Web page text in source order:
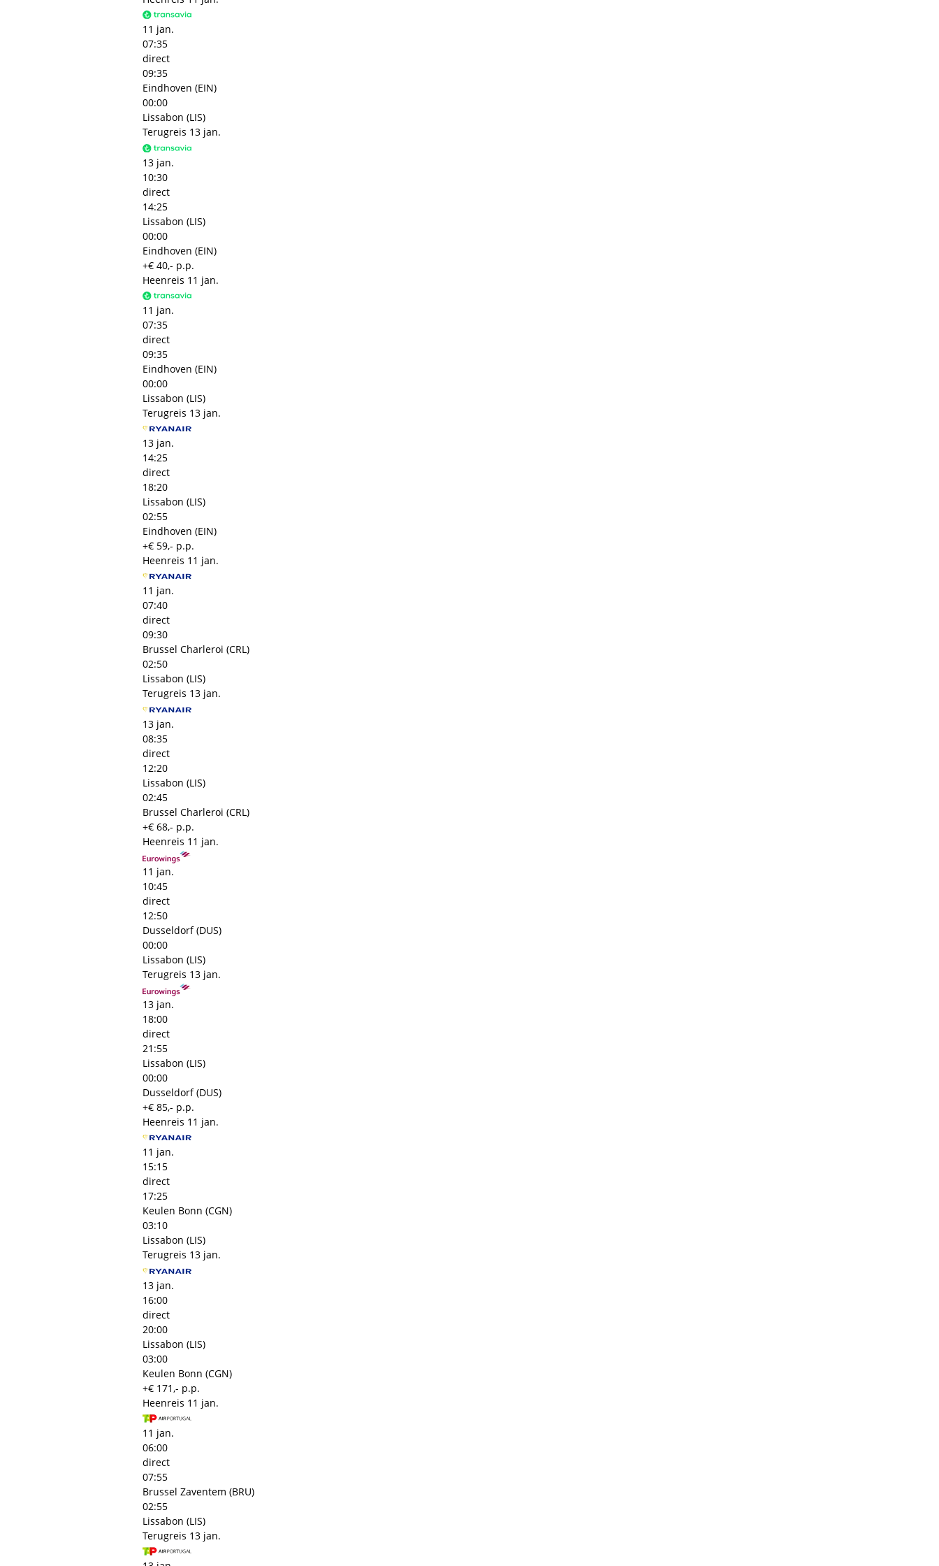
11 jan.
07:35
direct
09:35
Eindhoven (EIN)
00:00
Lissabon (LIS)
Terugreis 13 jan.
13 jan.
10:30
direct
14:25
Lissabon (LIS)
00:00
Eindhoven (EIN)
+€ 40,- p.p.
Heenreis 11 jan.
11 jan.
07:35
direct
09:35
Eindhoven (EIN)
00:00
Lissabon (LIS)
Terugreis 13 jan.
13 jan.
14:25
direct
18:20
Lissabon (LIS)
02:55
Eindhoven (EIN)
+€ 59,- p.p.
Heenreis 11 jan.
11 jan.
07:40
direct
09:30
Brussel Charleroi (CRL)
02:50
Lissabon (LIS)
Terugreis 13 jan.
13 jan.
08:35
direct
12:20
Lissabon (LIS)
02:45
Brussel Charleroi (CRL)
+€ 68,- p.p.
Heenreis 11 jan.
11 jan.
10:45
direct
12:50
Dusseldorf (DUS)
00:00
Lissabon (LIS)
Terugreis 13 jan.
13 jan.
18:00
direct
21:55
Lissabon (LIS)
00:00
Dusseldorf (DUS)
+€ 85,- p.p.
Heenreis 11 jan.
11 jan.
15:15
direct
17:25
Keulen Bonn (CGN)
03:10
Lissabon (LIS)
Terugreis 13 jan.
13 jan.
16:00
direct
20:00
Lissabon (LIS)
03:00
Keulen Bonn (CGN)
+€ 171,- p.p.
Heenreis 11 jan.
11 jan.
06:00
direct
07:55
Brussel Zaventem (BRU)
02:55
Lissabon (LIS)
Terugreis 13 jan.